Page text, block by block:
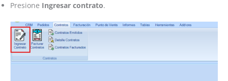
Presione Ingresar contrato.